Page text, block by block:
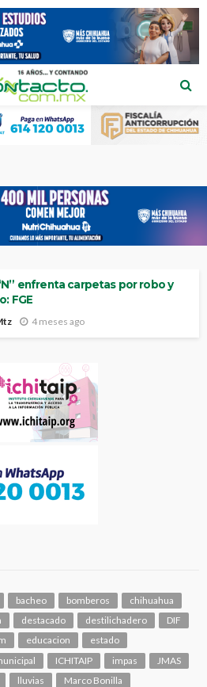
enfrenta carpetas por robo y
FGE
4 meses ago
bacheo bomberos
chihuahua
destacado destilichadero
DIF
educacion
estado
ICHITAIP impas
JMAS
lluvias
Marco Bonilla